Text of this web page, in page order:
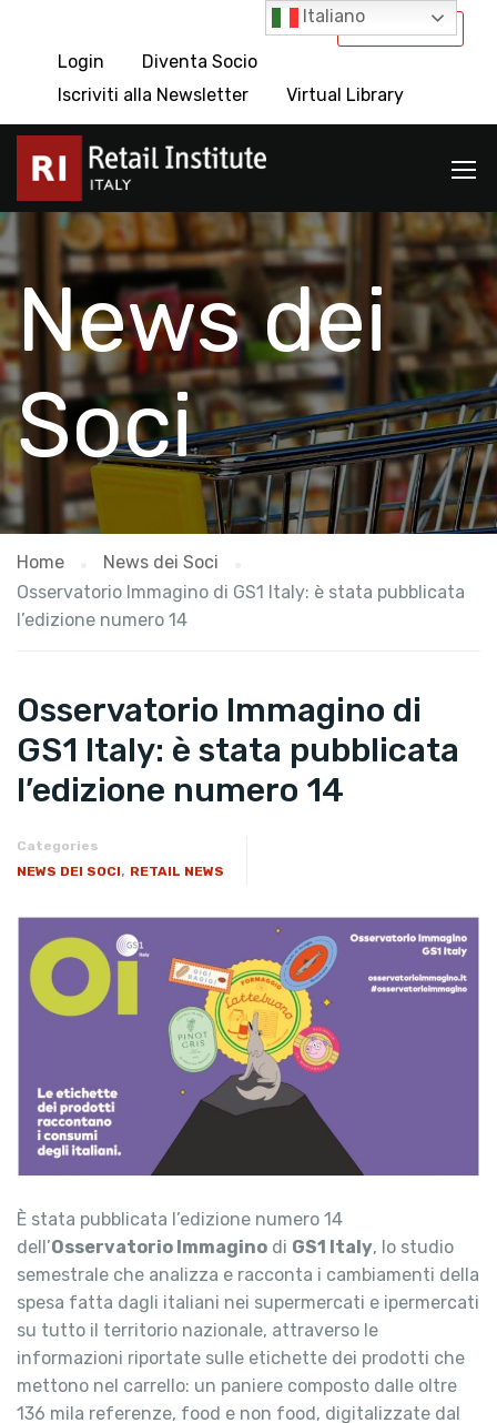
International
Login
Diventa Socio
Iscriviti alla Newsletter
Virtual Library
News dei
Soci
Home
News dei Soci
​Osservatorio Immagino di GS1 Italy: è stata pubblicata
l’edizione numero 14
​Osservatorio Immagino di
GS1 Italy: è stata pubblicata
l’edizione numero 14
Categories
NEWS DEI SOCI, RETAIL NEWS
È stata pubblicata l’edizione numero 14
dell’Osservatorio Immagino di GS1 Italy, lo studio
semestrale che analizza e racconta i cambiamenti della
spesa fatta dagli italiani nei supermercati e ipermercati
su tutto il territorio nazionale, attraverso le
informazioni riportate sulle etichette dei prodotti che
mettono nel carrello: un paniere composto dalle oltre
136 mila referenze, food e non food, digitalizzate dal
Italiano